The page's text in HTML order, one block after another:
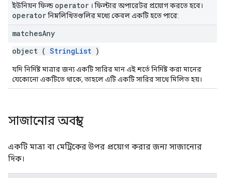
ইউনিয়ন ফিল্ড operator । ফিল্টার অপারেটর প্রয়োগ করতে হবে।
operatorনিম্নলিখিতগুলির মধ্যে কেবল একটি হতে পারে:
matchesAny
object ( StringList )
যদি নির্দিষ্ট মাত্রার জন্য একটি সারির মান এই শর্তে নির্দিষ্ট করা মানের
যেকোনো একটিতে থাকে, তাহলে এটি একটি সারির সাথে মিলিত হয়।
সাজানোর অবস্থা
একটি মাত্রা বা মেট্রিকের উপর প্রয়োগ করার জন্য সাজানোর
দিক।